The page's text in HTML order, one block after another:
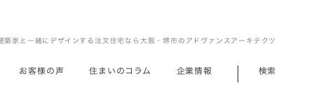
築家と一緒にデザインする注文住宅なら大阪・堺市のアドヴァンスアーキテクツ
お客様の声 住まいのコラム 企業情報 検索